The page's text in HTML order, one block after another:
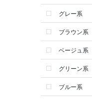
グレー系
ブラウン系
ベージュ系
グリーン系
ブルー系